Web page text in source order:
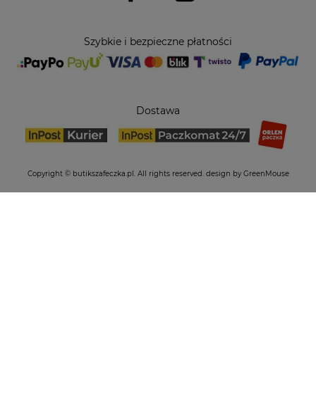
Szybkie i bezpieczne płatności
Dostawa
Copyright © butikszafeczka.pl. All rights reserved. design by GreenMouse